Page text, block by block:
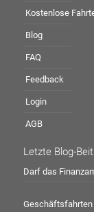
Kostenlose
Blog
FAQ
Feedback
Login
AGB
Letzte Blog-
Darf das
Geschäftsfahrten